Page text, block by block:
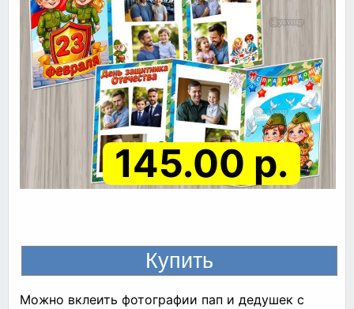
145.00 р.
Можно вклеить фотографии пап и дедушек с